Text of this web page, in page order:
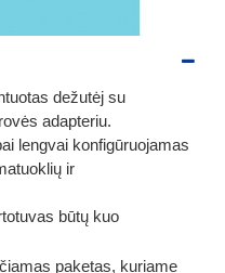
dežutėj su
adapteriu.
lengvai konfigūruojamas
ir
būtų kuo
paketas, kuriame